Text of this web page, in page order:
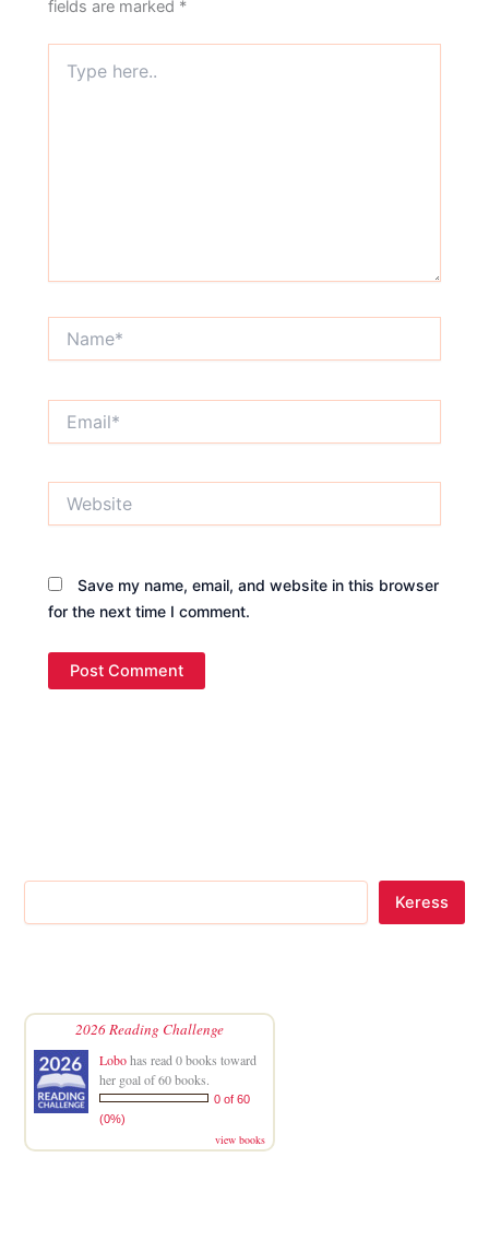
fields are marked *
here..
Save my name, email, and website in this browser
for the next time I comment.
Keress
2026 Reading Challenge
Lobohas read 0 books toward
her goal of 60 books.
0 of 60
(0%)
view books